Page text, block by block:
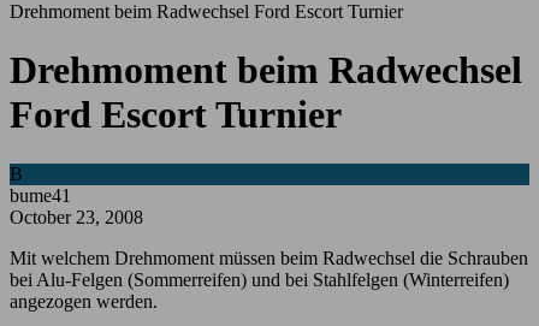
Drehmoment beim Radwechsel Ford Escort Turnier
Drehmoment beim Radwechsel
Ford Escort Turnier
B
bume41
October 23, 2008
Mit welchem Drehmoment müssen beim Radwechsel die Schrauben
bei Alu-Felgen (Sommerreifen) und bei Stahlfelgen (Winterreifen)
angezogen werden.